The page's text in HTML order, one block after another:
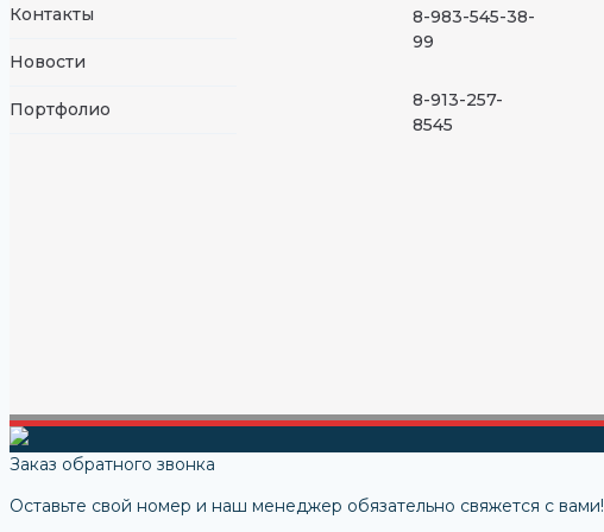
Контакты
Новости
Портфолио
8-983-545-38-
99
8-913-257-
8545
Заказ обратного звонка
Оставьте свой номер и наш менеджер обязательно свяжется с вами!